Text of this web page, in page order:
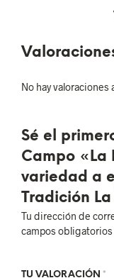
No hay valoraciones
Sé el
Campo «La
variedad a
Tradición
Tu dirección de
campos
TU VALORACIÓN *